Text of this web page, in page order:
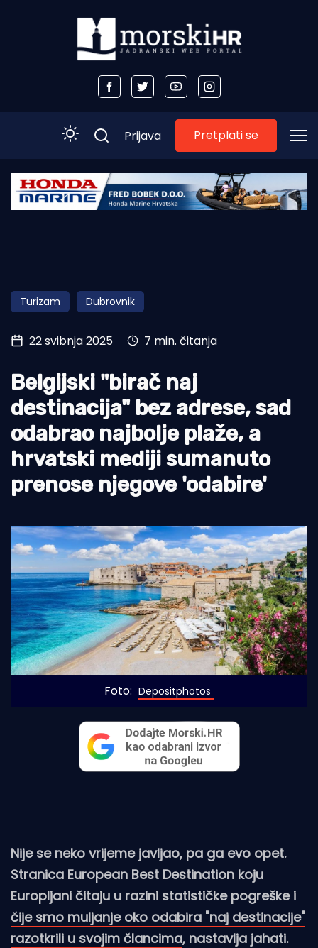
Početna
Obala
Otoci
Turizam i nautika
Pomorstvo
Ribolov
Ekologija
Tradicija i kultura
Prijava Pretplati se
Turizam Dubrovnik
22 svibnja 2025 7 min. čitanja
Belgijski "birač naj
destinacija" bez adrese, sad
odabrao najbolje plaže, a
hrvatski mediji sumanuto
prenose njegove 'odabire'
Foto: Depositphotos
Nije se neko vrijeme javljao, pa ga evo opet.
Stranica European Best Destination koju
Europljani čitaju u razini statističke pogreške i
čije smo muljanje oko odabira "naj destinacije"
razotkrili u svojim člancima, nastavlja jahati.